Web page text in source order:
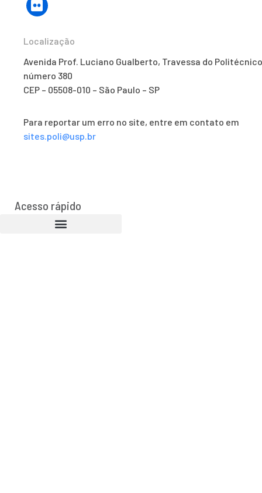
Localização
Avenida Prof. Luciano Gualberto, Travessa do
número 380
CEP – 05508-010 – São Paulo – SP
Para reportar um erro no site, entre em contato em
sites.poli@usp.br
Acesso rápido